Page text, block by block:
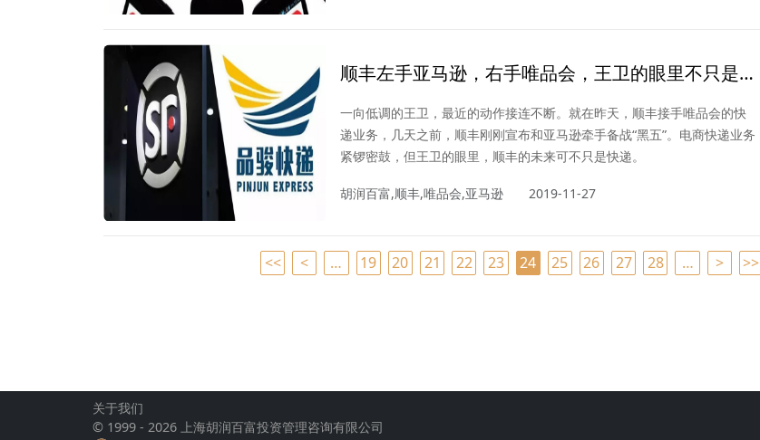
顺丰左手亚马逊，右手唯品会，王卫的眼里不只是
快递
一向低调的王卫，最近的动作接连不断。就在昨天，顺丰接手唯品会的快
递业务，几天之前，顺丰刚刚宣布和亚马逊牵手备战“黑五”。电商快递业务
紧锣密鼓，但王卫的眼里，顺丰的未来可不只是快递。
胡润百富,顺丰,唯品会,亚马逊 2019-11-27
<< < … 19 20 21 22 23 24 25 26 27 28 … > >>
关于我们
© 1999 - 2026 上海胡润百富投资管理咨询有限公司